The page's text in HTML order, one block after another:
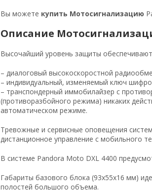
Вы можете купить Мотосигнализацию
Описание
Высочайший уровень защиты
– диалоговый высокоскоростной
– индивидуальный, изменяемый ключ
– транспондерный иммобилайзер с
(противоразбойного режима) никаких
автоматическом режиме.
Тревожные и сервисные оповещения
дистанционное управление с мобильного
В системе Pandora Moto DXL 4400
Габариты базового блока (93х55х16 мм)
полостей большого объема.